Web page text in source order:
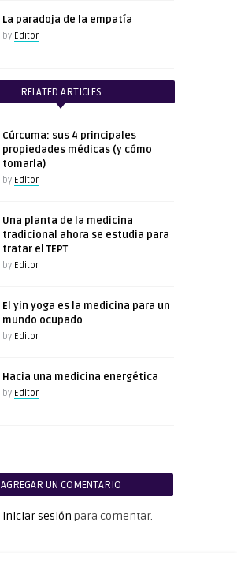
La paradoja de la empatía
by Editor
RELATED ARTICLES
Cúrcuma: sus 4 principales
propiedades médicas (y cómo
tomarla)
by Editor
Una planta de la medicina
tradicional ahora se estudia para
tratar el TEPT
by Editor
El yin yoga es la medicina para un
mundo ocupado
by Editor
Hacia una medicina energética
by Editor
AGREGAR UN COMENTARIO
iniciar sesión para comentar.